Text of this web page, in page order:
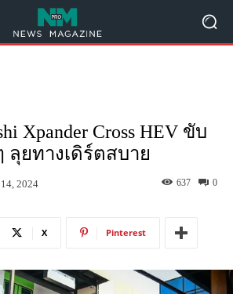
Xpander Cross HEV ขับ
ลุยทางเดิร์ตสบาย
2024 0
637
X Pinterest